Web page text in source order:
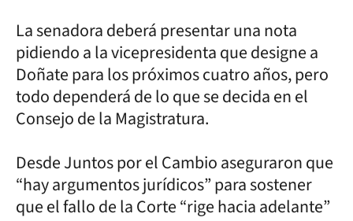
La senadora deberá presentar una nota
pidiendo a la vicepresidenta que designe a
Doñate para los próximos cuatro años, pero
todo dependerá de lo que se decida en el
Consejo de la Magistratura.
Desde Juntos por el Cambio aseguraron que
“hay argumentos jurídicos” para sostener
que el fallo de la Corte “rige hacia adelante”